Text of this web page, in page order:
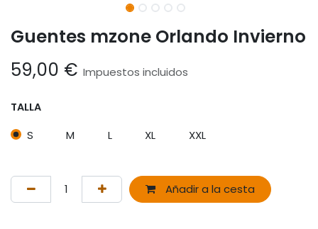
Guentes mzone Orlando Invierno
59,00 € Impuestos incluidos
TALLA
S M L XL XXL
Añadir a la cesta